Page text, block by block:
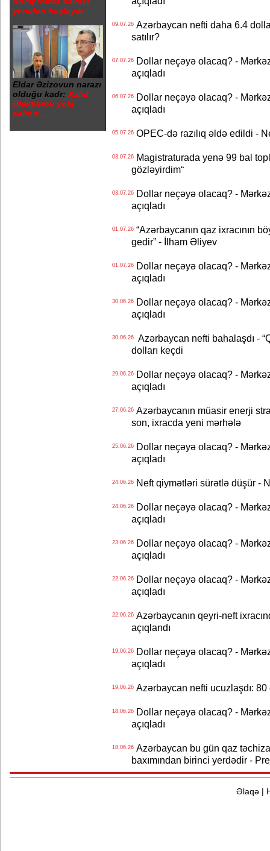
yenidən başlayıb
Eldar Əzizovun narazı
olduğu kadr: Xalid
Ələkbərov yola
salınır...
09.07.26Azərbaycan nefti daha 6.4
satılır?
07.07.26Dollar neçəyə olacaq? -
açıqladı
06.07.26Dollar neçəyə olacaq? -
açıqladı
05.07.26OPEC-də razılıq əldə edildi -
03.07.26Magistraturada yenə 99 bal
gözləyirdim“
03.07.26Dollar neçəyə olacaq? -
açıqladı
01.07.26“Azərbaycanın qaz ixracının
gedir” - İlham Əliyev
01.07.26Dollar neçəyə olacaq? -
açıqladı
30.06.26Dollar neçəyə olacaq? -
açıqladı
30.06.26Azərbaycan nefti bahalaşdı -
dolları keçdi
29.06.26Dollar neçəyə olacaq? -
açıqladı
27.06.26Azərbaycanın müasir enerji
son, ixracda yeni mərhələ
25.06.26Dollar neçəyə olacaq? -
açıqladı
24.06.26Neft qiymətləri sürətlə düşür -
24.06.26Dollar neçəyə olacaq? -
açıqladı
23.06.26Dollar neçəyə olacaq? -
açıqladı
22.06.26Dollar neçəyə olacaq? -
açıqladı
22.06.26Azərbaycanın qeyri-neft
açıqlandı
19.06.26Dollar neçəyə olacaq? -
açıqladı
19.06.26Azərbaycan nefti ucuzlaşdı: 80
18.06.26Dollar neçəyə olacaq? -
açıqladı
18.06.26Azərbaycan bu gün qaz
baxımından birinci yerdədir -
Əlaqə|